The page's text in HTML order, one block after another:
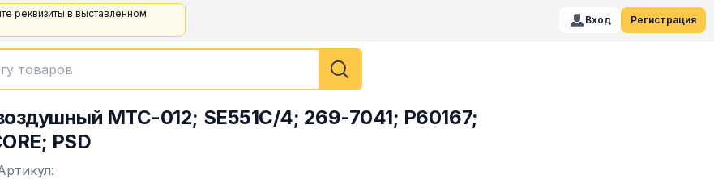
реквизиты в выставленном
Вход Регистрация
MTC-012; SE551C/4; 269-7041; P60167;
PSD